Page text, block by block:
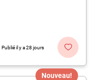
Publié il y a 28 jours
Nouveau!